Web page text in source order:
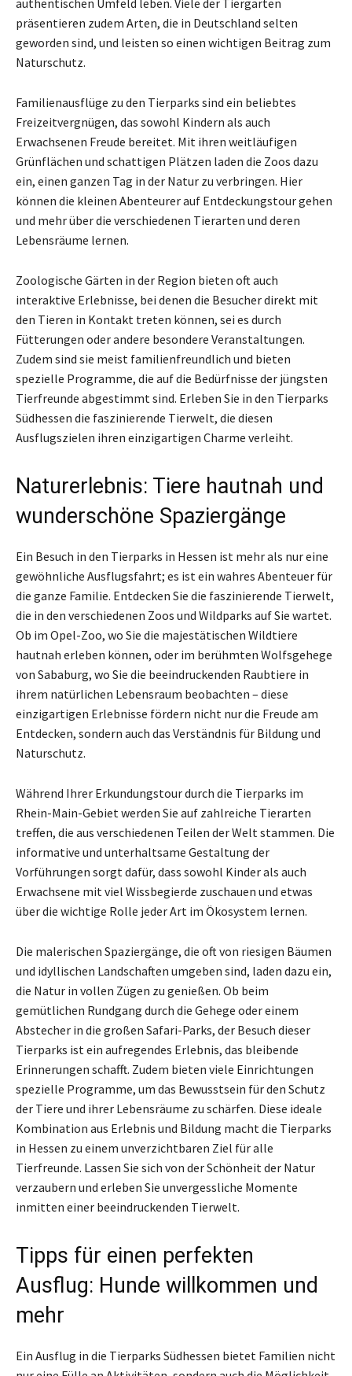
präsentieren zudem Arten, die in Deutschland selten
geworden sind, und leisten so einen wichtigen Beitrag zum
Naturschutz.
Familienausflüge zu den Tierparks sind ein beliebtes
Freizeitvergnügen, das sowohl Kindern als auch
Erwachsenen Freude bereitet. Mit ihren weitläufigen
Grünflächen und schattigen Plätzen laden die Zoos dazu
ein, einen ganzen Tag in der Natur zu verbringen. Hier
können die kleinen Abenteurer auf Entdeckungstour gehen
und mehr über die verschiedenen Tierarten und deren
Lebensräume lernen.
Zoologische Gärten in der Region bieten oft auch
interaktive Erlebnisse, bei denen die Besucher direkt mit
den Tieren in Kontakt treten können, sei es durch
Fütterungen oder andere besondere Veranstaltungen.
Zudem sind sie meist familienfreundlich und bieten
spezielle Programme, die auf die Bedürfnisse der jüngsten
Tierfreunde abgestimmt sind. Erleben Sie in den Tierparks
Südhessen die faszinierende Tierwelt, die diesen
Ausflugszielen ihren einzigartigen Charme verleiht.
Naturerlebnis: Tiere hautnah und
wunderschöne Spaziergänge
Ein Besuch in den Tierparks in Hessen ist mehr als nur eine
gewöhnliche Ausflugsfahrt; es ist ein wahres Abenteuer für
die ganze Familie. Entdecken Sie die faszinierende Tierwelt,
die in den verschiedenen Zoos und Wildparks auf Sie wartet.
Ob im Opel-Zoo, wo Sie die majestätischen Wildtiere
hautnah erleben können, oder im berühmten Wolfsgehege
von Sababurg, wo Sie die beeindruckenden Raubtiere in
ihrem natürlichen Lebensraum beobachten – diese
einzigartigen Erlebnisse fördern nicht nur die Freude am
Entdecken, sondern auch das Verständnis für Bildung und
Naturschutz.
Während Ihrer Erkundungstour durch die Tierparks im
Rhein-Main-Gebiet werden Sie auf zahlreiche Tierarten
treffen, die aus verschiedenen Teilen der Welt stammen. Die
informative und unterhaltsame Gestaltung der
Vorführungen sorgt dafür, dass sowohl Kinder als auch
Erwachsene mit viel Wissbegierde zuschauen und etwas
über die wichtige Rolle jeder Art im Ökosystem lernen.
Die malerischen Spaziergänge, die oft von riesigen Bäumen
und idyllischen Landschaften umgeben sind, laden dazu ein,
die Natur in vollen Zügen zu genießen. Ob beim
gemütlichen Rundgang durch die Gehege oder einem
Abstecher in die großen Safari-Parks, der Besuch dieser
Tierparks ist ein aufregendes Erlebnis, das bleibende
Erinnerungen schafft. Zudem bieten viele Einrichtungen
spezielle Programme, um das Bewusstsein für den Schutz
der Tiere und ihrer Lebensräume zu schärfen. Diese ideale
Kombination aus Erlebnis und Bildung macht die Tierparks
in Hessen zu einem unverzichtbaren Ziel für alle
Tierfreunde. Lassen Sie sich von der Schönheit der Natur
verzaubern und erleben Sie unvergessliche Momente
inmitten einer beeindruckenden Tierwelt.
Tipps für einen perfekten
Ausflug: Hunde willkommen und
mehr
Ein Ausflug in die Tierparks Südhessen bietet Familien nicht